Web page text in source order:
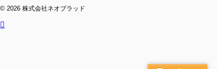
© 2026 株式会社ネオブラッド